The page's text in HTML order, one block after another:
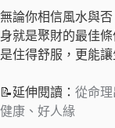
無論你相信風水與
身就是聚財的最佳
是住得舒服，更能
📝延伸閱讀： 從命理
健康、好人緣